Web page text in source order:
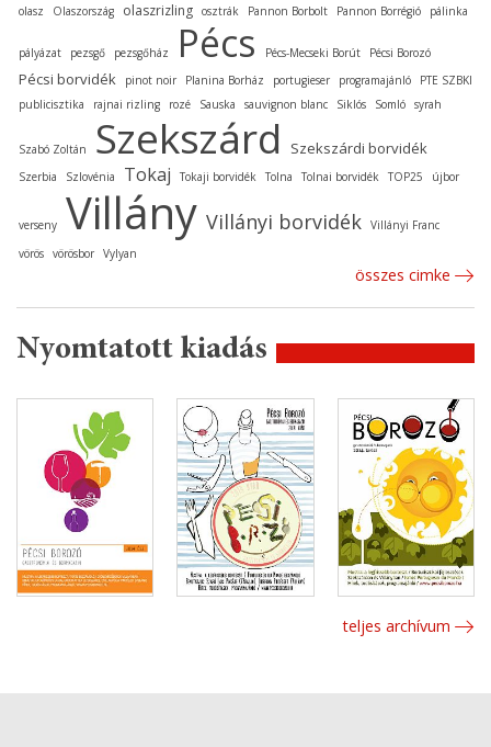
olasz
Olaszország olaszrizling osztrák Pannon Borbolt Pannon Borrégió pálinka
pályázat pezsgő pezsgőház Pécs Pécs-Mecseki Borút Pécsi Borozó
Pécsi borvidék pinot noir Planina Borház portugieser programajánló
PTE SZBKI
publicisztika
rajnai rizling rozé Sauska sauvignon blanc Siklós Somló syrah
Szabó Zoltán Szekszárd Szekszárdi borvidék
Szerbia Szlovénia Tokaj Tokaji borvidék Tolna Tolnai borvidék TOP25 újbor
verseny Villány Villányi borvidék Villányi Franc
vörös vörösbor Vylyan
összes cimke
Nyomtatott kiadás
teljes archívum